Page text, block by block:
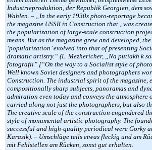
Industrieproduktion, der Republik Georgien, dem
Wahlen. – „In the early 1930s photo-reportage
the magazine USSR in Construction that „was
the popularization of large-scale construction
means. But as the magazine grew and developed,
‘popularization’ evolved into that of presenting
dramatic artistry.“ (L. Mezhericher, „Na putiakh k
fotografii” [“On the way to a Socialist style of
Well known Soviet designers and photographers
Construction. The industrial spirit of the magazine,
compositionally sharp subjects, panoramas and
admiration even today and conveys the atmosphere
carried along not just the photographers, but also
The creative scale of the construction engendered
style of monumental artistic photography. The
successful and high-quality periodical were Gorky
Karasik). – Umschläge teils etwas fleckig und am
mit Fehlstellen am Rücken, sonst gut erhalten.